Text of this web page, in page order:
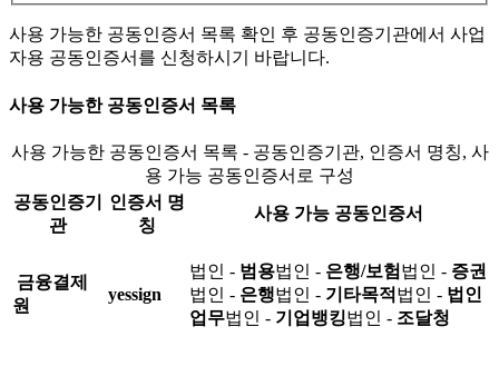
사용 가능한 공동인증서 목록 확인 후 공동인증기관에서 사업
자용 공동인증서를 신청하시기 바랍니다.
사용 가능한 공동인증서 목록
사용 가능한 공동인증서 목록 - 공동인증기관, 인증서 명칭, 사
용 가능 공동인증서로 구성
공동인증기
관
인증서 명
칭
사용 가능 공동인증서
금융결제
원
yessign
법인 - 범용법인 - 은행/보험 법인 - 증권
법인 - 은행법인 - 기타목적 법인 - 법인
업무법인 - 기업뱅킹법인 - 조달청